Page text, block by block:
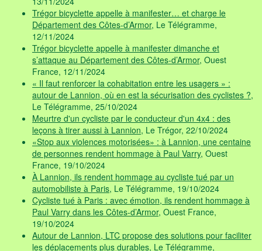
Trégor bicyclette appelle à manifester… et charge le
Département des Côtes-d’Armor, Le Télégramme,
12/11/2024
Trégor bicyclette appelle à manifester dimanche et
s’attaque au Département des Côtes-d’Armor, Ouest
France, 12/11/2024
« Il faut renforcer la cohabitation entre les usagers » :
autour de Lannion, où en est la sécurisation des cyclistes ?,
Le Télégramme, 25/10/2024
Meurtre d'un cycliste par le conducteur d'un 4x4 : des
leçons à tirer aussi à Lannion, Le Trégor, 22/10/2024
«Stop aux violences motorisées» : à Lannion, une centaine
de personnes rendent hommage à Paul Varry, Ouest
France, 19/10/2024
À Lannion, ils rendent hommage au cycliste tué par un
automobiliste à Paris, Le Télégramme, 19/10/2024
Cycliste tué à Paris : avec émotion, ils rendent hommage à
Paul Varry dans les Côtes-d’Armor, Ouest France,
19/10/2024
Autour de Lannion, LTC propose des solutions pour faciliter
les déplacements plus durables, Le Télégramme,